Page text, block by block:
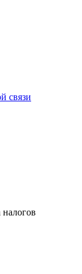
связи
налогов